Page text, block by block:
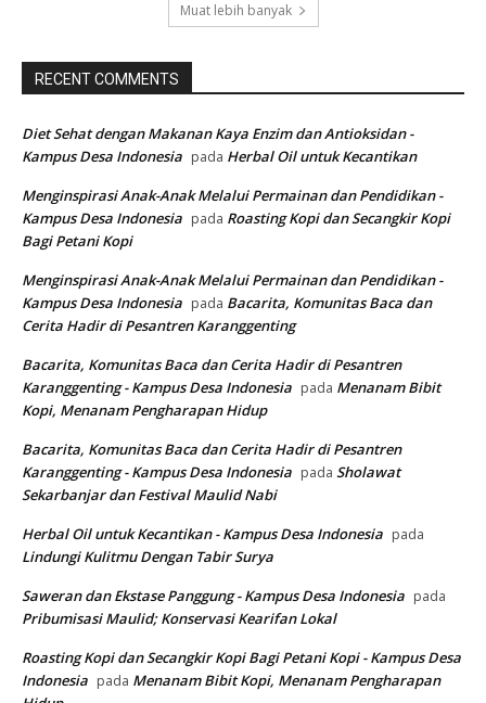
Muat lebih banyak
RECENT COMMENTS
Diet Sehat dengan Makanan Kaya Enzim dan Antioksidan -
Kampus Desa Indonesia pada Herbal Oil untuk Kecantikan
Menginspirasi Anak-Anak Melalui Permainan dan Pendidikan -
Kampus Desa Indonesia pada Roasting Kopi dan Secangkir Kopi
Bagi Petani Kopi
Menginspirasi Anak-Anak Melalui Permainan dan Pendidikan -
Kampus Desa Indonesia pada Bacarita, Komunitas Baca dan
Cerita Hadir di Pesantren Karanggenting
Bacarita, Komunitas Baca dan Cerita Hadir di Pesantren
Karanggenting - Kampus Desa Indonesia pada Menanam Bibit
Kopi, Menanam Pengharapan Hidup
Bacarita, Komunitas Baca dan Cerita Hadir di Pesantren
Karanggenting - Kampus Desa Indonesia pada Sholawat
Sekarbanjar dan Festival Maulid Nabi
Herbal Oil untuk Kecantikan - Kampus Desa Indonesia pada
Lindungi Kulitmu Dengan Tabir Surya
Saweran dan Ekstase Panggung - Kampus Desa Indonesia pada
Pribumisasi Maulid; Konservasi Kearifan Lokal
Roasting Kopi dan Secangkir Kopi Bagi Petani Kopi - Kampus Desa
Indonesia pada Menanam Bibit Kopi, Menanam Pengharapan